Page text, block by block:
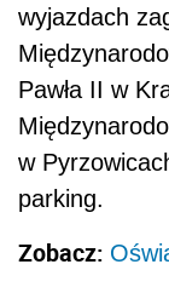
wyjazdach
Pawła II w
w
parking.
Zobacz: